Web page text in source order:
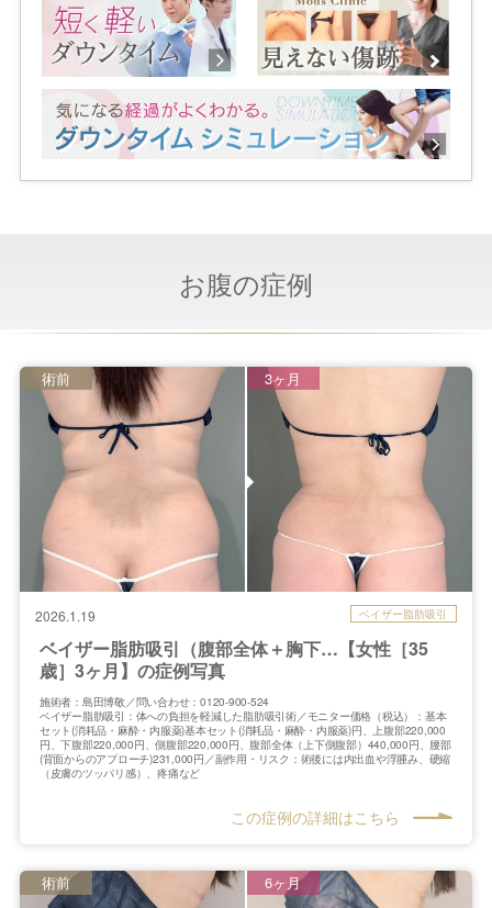
お腹の症例
2026.1.19 ベイザー脂肪吸引
ベイザー脂肪吸引（腹部全体＋胸下…【女性［35
歳］3ヶ月】の症例写真
術前 3ヶ月
施術者：島田博敬／問い合わせ：0120-900-524
ベイザー脂肪吸引：体への負担を軽減した脂肪吸引術／モニター価格（税込）：基本
セット(消耗品・麻酔・内服薬)基本セット(消耗品・麻酔・内服薬)円、上腹部220,000
円、下腹部220,000円、側腹部220,000円、腹部全体（上下側腹部）440,000円、腰部
(背面からのアプローチ)231,000円／副作用・リスク：術後には内出血や浮腫み、硬縮
（皮膚のツッパリ感）、疼痛など
この症例の詳細はこちら
術前 6ヶ月